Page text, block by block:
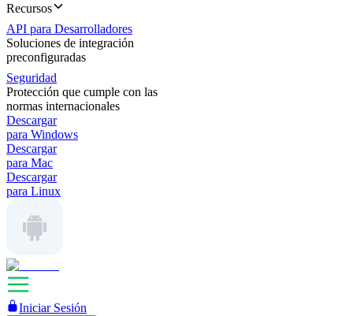
Recursos
API para Desarrolladores
Soluciones de integración
preconfiguradas
Seguridad
Protección que cumple con las
normas internacionales
Descargar
para Windows
Descargar
para Mac
Descargar
para Linux
Iniciar Sesión